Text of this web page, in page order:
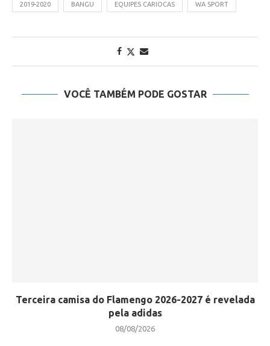
2019-2020 BANGU EQUIPES CARIOCAS WA SPORT
VOCÊ TAMBÉM PODE GOSTAR
Terceira camisa do Flamengo 2026-2027 é revelada
pela adidas
08/08/2026